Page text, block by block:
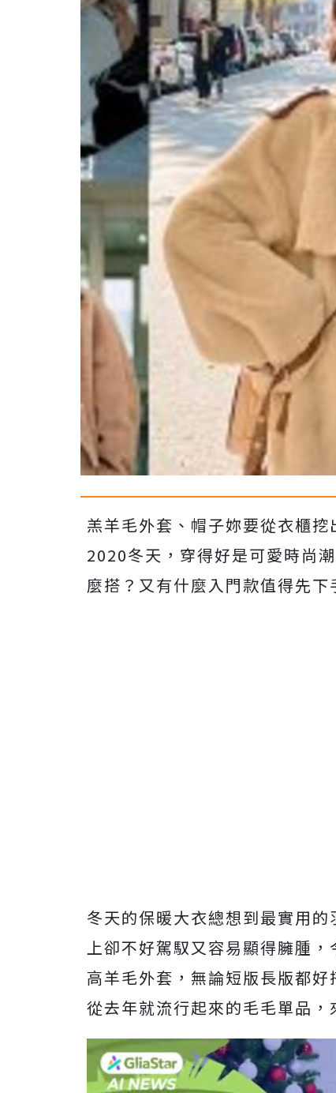
羔羊毛外套、帽子妳要從衣櫃
2020冬天，穿得好是可愛時尚
麼搭？又有什麼入門款值得先下
冬天的保暖大衣總想到最實用的
上卻不好駕馭又容易顯得臃腫
高羊毛外套，無論短版長版都
從去年就流行起來的毛毛單品，